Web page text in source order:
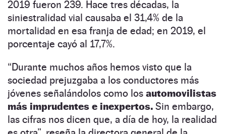
2019 fueron 239. Hace tres décadas, la
siniestralidad vial causaba el 31,4% de la
mortalidad en esa franja de edad; en 2019, el
porcentaje cayó al 17,7%.
“Durante muchos años hemos visto que la
sociedad prejuzgaba a los conductores más
jóvenes señalándolos como los automovilistas
más imprudentes e inexpertos. Sin embargo,
las cifras nos dicen que, a día de hoy, la realidad